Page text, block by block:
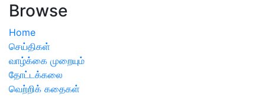
Browse
Home
செய்திகள்
வாழ்க்கை முறையும்
தோட்டக்கலை
வெற்றிக் கதைகள்